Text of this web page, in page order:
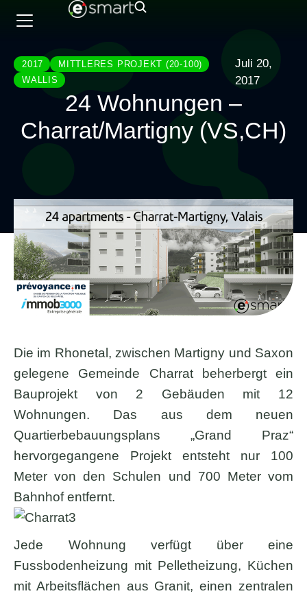
2017
MITTLERES PROJEKT (20-100)
WALLIS
Juli 20,
2017
24 Wohnungen –
Charrat/Martigny (VS,CH)
Die im Rhonetal, zwischen Martigny und Saxon
gelegene Gemeinde Charrat beherbergt ein
Bauprojekt von 2 Gebäuden mit 12
Wohnungen. Das aus dem neuen
Quartierbebauungsplans „Grand Praz“
hervorgegangene Projekt entsteht nur 100
Meter von den Schulen und 700 Meter vom
Bahnhof entfernt.
Jede Wohnung verfügt über eine
Fussbodenheizung mit Pelletheizung, Küchen
mit Arbeitsflächen aus Granit, einen zentralen